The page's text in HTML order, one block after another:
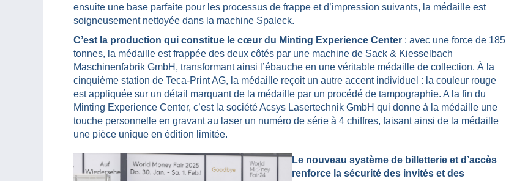
ensuite une base parfaite pour les processus de frappe et d’impression suivants, la médaille est
soigneusement nettoyée dans la machine Spaleck.
C’est la production qui constitue le cœur du Minting Experience Center : avec une force de 185
tonnes, la médaille est frappée des deux côtés par une machine de Sack & Kiesselbach
Maschinenfabrik GmbH, transformant ainsi l’ébauche en une véritable médaille de collection. À la
cinquième station de Teca-Print AG, la médaille reçoit un autre accent individuel : la couleur rouge
est appliquée sur un détail marquant de la médaille par un procédé de tampographie. A la fin du
Minting Experience Center, c’est la société Acsys Lasertechnik GmbH qui donne à la médaille une
touche personnelle en gravant au laser un numéro de série à 4 chiffres, faisant ainsi de la médaille
une pièce unique en édition limitée.
Le nouveau système de billetterie et d’accès
renforce la sécurité des invités et des